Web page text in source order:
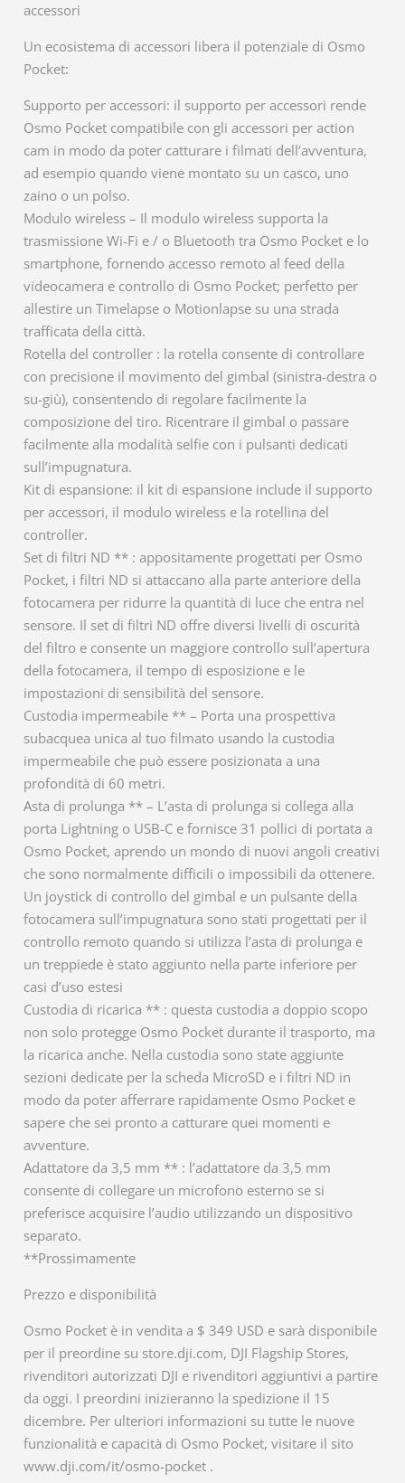
accessori
Un ecosistema di accessori libera il potenziale di Osmo
Pocket:
Supporto per accessori: il supporto per accessori rende
Osmo Pocket compatibile con gli accessori per action
cam in modo da poter catturare i filmati dell’avventura,
ad esempio quando viene montato su un casco, uno
zaino o un polso.
Modulo wireless – Il modulo wireless supporta la
trasmissione Wi-Fi e / o Bluetooth tra Osmo Pocket e lo
smartphone, fornendo accesso remoto al feed della
videocamera e controllo di Osmo Pocket; perfetto per
allestire un Timelapse o Motionlapse su una strada
trafficata della città.
Rotella del controller : la rotella consente di controllare
con precisione il movimento del gimbal (sinistra-destra o
su-giù), consentendo di regolare facilmente la
composizione del tiro. Ricentrare il gimbal o passare
facilmente alla modalità selfie con i pulsanti dedicati
sull’impugnatura.
Kit di espansione: il kit di espansione include il supporto
per accessori, il modulo wireless e la rotellina del
controller.
Set di filtri ND ** : appositamente progettati per Osmo
Pocket, i filtri ND si attaccano alla parte anteriore della
fotocamera per ridurre la quantità di luce che entra nel
sensore. Il set di filtri ND offre diversi livelli di oscurità
del filtro e consente un maggiore controllo sull’apertura
della fotocamera, il tempo di esposizione e le
impostazioni di sensibilità del sensore.
Custodia impermeabile ** – Porta una prospettiva
subacquea unica al tuo filmato usando la custodia
impermeabile che può essere posizionata a una
profondità di 60 metri.
Asta di prolunga ** – L’asta di prolunga si collega alla
porta Lightning o USB-C e fornisce 31 pollici di portata a
Osmo Pocket, aprendo un mondo di nuovi angoli creativi
che sono normalmente difficili o impossibili da ottenere.
Un joystick di controllo del gimbal e un pulsante della
fotocamera sull’impugnatura sono stati progettati per il
controllo remoto quando si utilizza l’asta di prolunga e
un treppiede è stato aggiunto nella parte inferiore per
casi d’uso estesi
Custodia di ricarica ** : questa custodia a doppio scopo
non solo protegge Osmo Pocket durante il trasporto, ma
la ricarica anche. Nella custodia sono state aggiunte
sezioni dedicate per la scheda MicroSD e i filtri ND in
modo da poter afferrare rapidamente Osmo Pocket e
sapere che sei pronto a catturare quei momenti e
avventure.
Adattatore da 3,5 mm ** : l’adattatore da 3,5 mm
consente di collegare un microfono esterno se si
preferisce acquisire l’audio utilizzando un dispositivo
separato.
**Prossimamente
Prezzo e disponibilità
Osmo Pocket è in vendita a $ 349 USD e sarà disponibile
per il preordine su store.dji.com, DJI Flagship Stores,
rivenditori autorizzati DJI e rivenditori aggiuntivi a partire
da oggi. I preordini inizieranno la spedizione il 15
dicembre. Per ulteriori informazioni su tutte le nuove
funzionalità e capacità di Osmo Pocket, visitare il sito
www.dji.com/it/osmo-pocket .